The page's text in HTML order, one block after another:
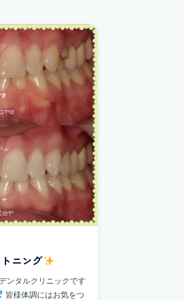
ニング
ンタルクリニックです
皆様体調にはお気をつ